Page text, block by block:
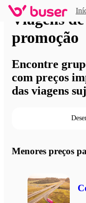
Viagens
promoção
Encontre
com preços
das viagens
Menores preços